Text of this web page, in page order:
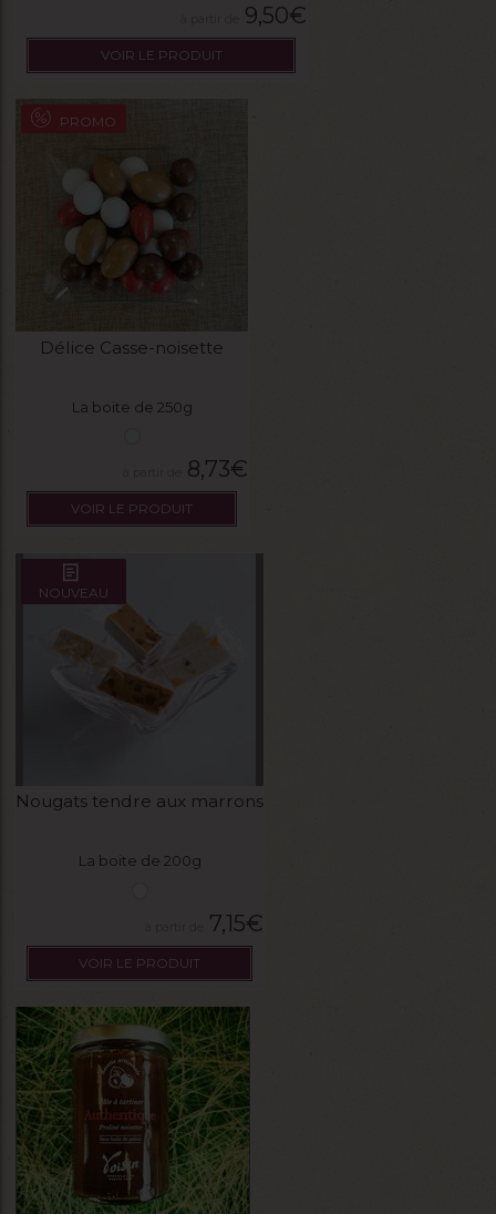
9,50€
VOIR LE PRODUIT
PROMO
Délice Casse-noisette
La boite de 250g
8,73€
VOIR LE PRODUIT
NOUVEAU
Nougats tendre aux marrons
La boite de 200g
7,15€
VOIR LE PRODUIT